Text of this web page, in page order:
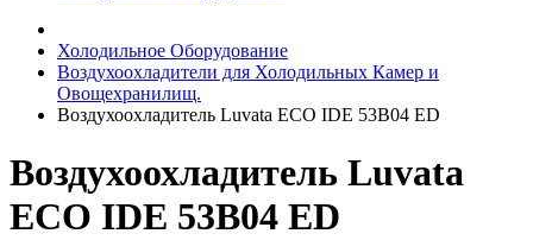
Холодильное Оборудование
Воздухоохладители для Холодильных Камер и
Овощехранилищ.
Воздухоохладитель Luvata ECO IDE 53B04 ED
Воздухоохладитель Luvata
ECO IDE 53B04 ED